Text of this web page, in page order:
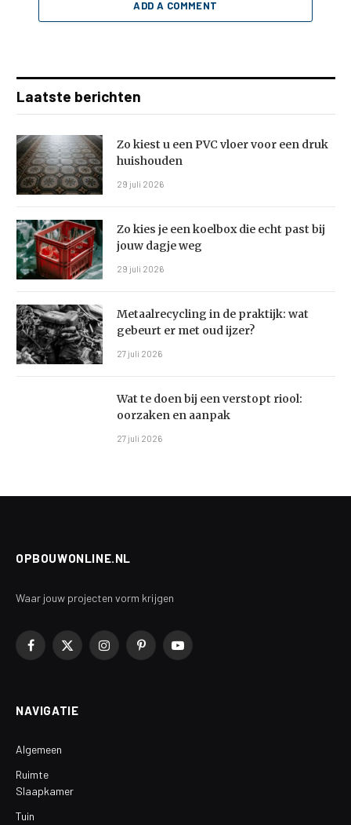
ADD A COMMENT
Laatste berichten
Zo kiest u een PVC vloer voor een druk
huishouden
29 juli 2026
Zo kies je een koelbox die echt past bij
jouw dagje weg
29 juli 2026
Metaalrecycling in de praktijk: wat
gebeurt er met oud ijzer?
27 juli 2026
Wat te doen bij een verstopt riool:
oorzaken en aanpak
27 juli 2026
OPBOUWONLINE.NL
Waar jouw projecten vorm krijgen
Facebook
X
InstagramPinterestYouTube
NAVIGATIE
Algemeen
Ruimte
Slaapkamer
Tuin